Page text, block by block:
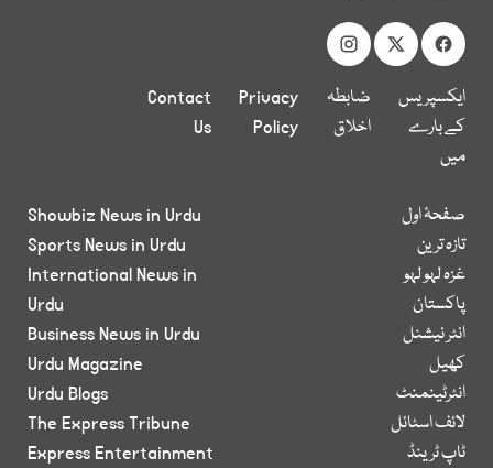
ایکسپریس
کے بارے
میں
ضابطہ
اخلاق
Privacy
Policy
Contact
Us
صفحۂ اول
تازہ ترین
غزہ لہو لہو
پاکستان
انٹر نیشنل
کھیل
انٹرٹینمنٹ
لائف اسٹائل
ٹاپ ٹرینڈ
Showbiz News in Urdu
Sports News in Urdu
International News in
Urdu
Business News in Urdu
Urdu Magazine
Urdu Blogs
The Express Tribune
Express Entertainment